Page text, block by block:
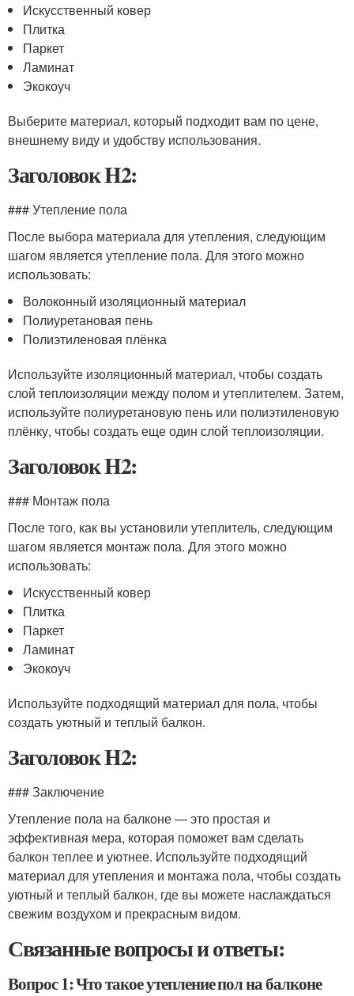
Искусственный ковер
Плитка
Паркет
Ламинат
Экокоуч
Выберите материал, который подходит вам по цене,
внешнему виду и удобству использования.
Заголовок H2:
### Утепление пола
После выбора материала для утепления, следующим
шагом является утепление пола. Для этого можно
использовать:
Волоконный изоляционный материал
Полиуретановая пень
Полиэтиленовая плёнка
Используйте изоляционный материал, чтобы создать
слой теплоизоляции между полом и утеплителем. Затем,
используйте полиуретановую пень или полиэтиленовую
плёнку, чтобы создать еще один слой теплоизоляции.
Заголовок H2:
### Монтаж пола
После того, как вы установили утеплитель, следующим
шагом является монтаж пола. Для этого можно
использовать:
Искусственный ковер
Плитка
Паркет
Ламинат
Экокоуч
Используйте подходящий материал для пола, чтобы
создать уютный и теплый балкон.
Заголовок H2:
### Заключение
Утепление пола на балконе — это простая и
эффективная мера, которая поможет вам сделать
балкон теплее и уютнее. Используйте подходящий
материал для утепления и монтажа пола, чтобы создать
уютный и теплый балкон, где вы можете наслаждаться
свежим воздухом и прекрасным видом.
Связанные вопросы и ответы:
Вопрос 1: Что такое утепление пол на балконе